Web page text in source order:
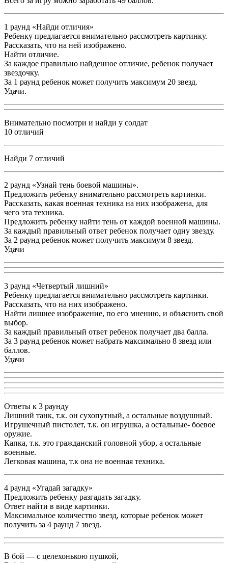
1 раунд «Найди отличия»
Ребенку предлагается внимательно рассмотреть картинку.
Рассказать, что на ней изображено.
Найти отличие.
За каждое правильно найденное отличие, ребенок получает
звездочку.
За 1 раунд ребенок может получить максимум 20 звезд.
Удачи.
Внимательно посмотри и найди у солдат
10 отличий
Найди 7 отличий
2 раунд «Узнай тень боевой машины».
Предложить ребенку внимательно рассмотреть картинки.
Рассказать, какая военная техника на них изображена, для
чего эта техника.
Предложить ребенку найти тень от каждой военной машины.
За каждый правильный ответ ребенок получает одну звезду.
За 2 раунд ребенок может получить максимум 8 звезд.
Удачи
3 раунд «Четвертый лишний»
Ребенку предлагается внимательно рассмотреть картинки.
Рассказать, что на них изображено.
Найти лишнее изображение, по его мнению, и объяснить свой
выбор.
За каждый правильный ответ ребенок получает два балла.
За 3 раунд ребенок может набрать максимально 8 звезд или
баллов.
Удачи
Ответы к 3 раунду
Лишний танк, т.к. он сухопутный, а остальные воздушный.
Игрушечный пистолет, т.к. он игрушка, а остальные- боевое
оружие.
Капка, т.к. это гражданский головной убор, а остальные
военные.
Легковая машина, т.к она не военная техника.
4 раунд «Угадай загадку»
Предложить ребенку разгадать загадку.
Ответ найти в виде картинки.
Максимальное количество звезд, которые ребенок может
получить за 4 раунд 7 звезд.
В бой — с целехонькою пушкой,